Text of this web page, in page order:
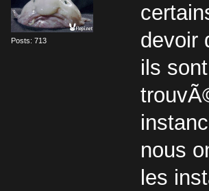
Posts: 713
devoir
ils
nous
les